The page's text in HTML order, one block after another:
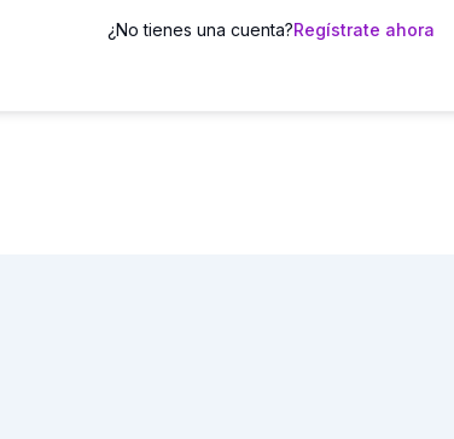
¿No tienes una cuenta?Regístrate ahora